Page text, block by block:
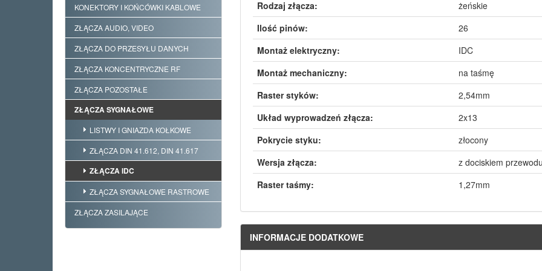
KONEKTORY I KOŃCÓWKI KABLOWE
ZŁĄCZA AUDIO, VIDEO
ZŁĄCZA DO PRZESYŁU DANYCH
ZŁĄCZA KONCENTRYCZNE RF
ZŁĄCZA POZOSTAŁE
ZŁĄCZA SYGNAŁOWE
LISTWY I GNIAZDA KOŁKOWE
ZŁĄCZA DIN 41.612, DIN 41.617
ZŁĄCZA IDC
ZŁĄCZA SYGNAŁOWE RASTROWE
ZŁĄCZA ZASILAJĄCE
Rodzaj złącza:
żeńskie
Ilość pinów:
26
Montaż elektryczny:
IDC
Montaż mechaniczny:
na taśmę
Raster styków:
2,54mm
Układ wyprowadzeń złącza:
2x13
Pokrycie styku:
złocony
Wersja złącza:
z dociskiem
Raster taśmy:
1,27mm
INFORMACJE DODATKOWE